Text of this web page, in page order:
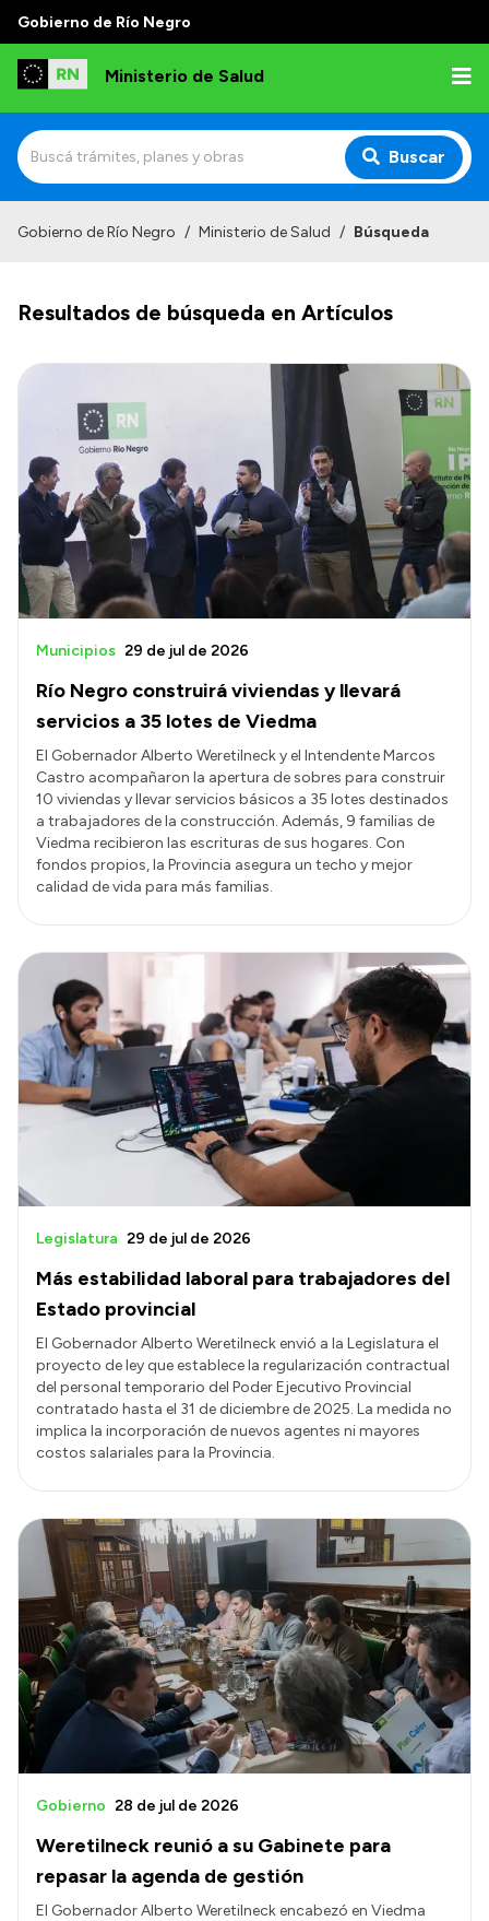
Gobierno de Río Negro
Ministerio de Salud
Buscar
Normativa y Funciones
Autoridades
Transparencia
Presupuesto
Boletín Oficial
Compras y licitaciones
Consulta de expedientes
Convocatorias
Intranet
Login
Gobierno de Río Negro / Ministerio de Salud / Búsqueda
Resultados de búsqueda en Artículos
Río Negro construirá viviendas y llevará
servicios a 35 lotes de Viedma
Municipios 29 de jul de 2026
El Gobernador Alberto Weretilneck y el Intendente Marcos
Castro acompañaron la apertura de sobres para construir
10 viviendas y llevar servicios básicos a 35 lotes destinados
a trabajadores de la construcción. Además, 9 familias de
Viedma recibieron las escrituras de sus hogares. Con
fondos propios, la Provincia asegura un techo y mejor
calidad de vida para más familias.
Más estabilidad laboral para trabajadores del
Estado provincial
Legislatura 29 de jul de 2026
El Gobernador Alberto Weretilneck envió a la Legislatura el
proyecto de ley que establece la regularización contractual
del personal temporario del Poder Ejecutivo Provincial
contratado hasta el 31 de diciembre de 2025. La medida no
implica la incorporación de nuevos agentes ni mayores
costos salariales para la Provincia.
Weretilneck reunió a su Gabinete para
repasar la agenda de gestión
Gobierno 28 de jul de 2026
El Gobernador Alberto Weretilneck encabezó en Viedma